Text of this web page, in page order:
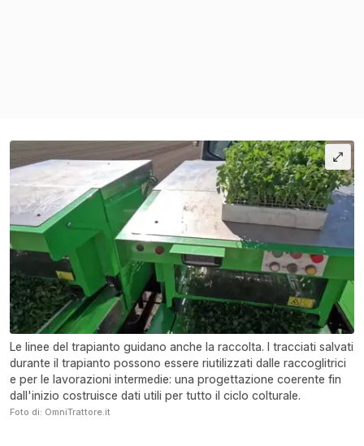
Le linee del trapianto guidano anche la raccolta. I tracciati salvati
durante il trapianto possono essere riutilizzati dalle raccoglitrici
e per le lavorazioni intermedie: una progettazione coerente fin
dall'inizio costruisce dati utili per tutto il ciclo colturale.
Foto di: OmniTrattore.it